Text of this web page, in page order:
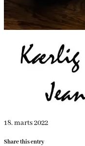
18. marts 2022
Share this entry